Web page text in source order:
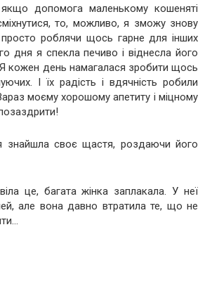
допомога маленькому кошеняті
то, можливо, я зможу знову
роблячи щось гарне для інших
дня я спекла печиво і віднесла його
Я кожен день намагалася зробити щось
І їх радість і вдячність робили
моєму хорошому апетиту і міцному
своє щастя, роздаючи його
це, багата жінка заплакала. У неї
але вона давно втратила те, що не